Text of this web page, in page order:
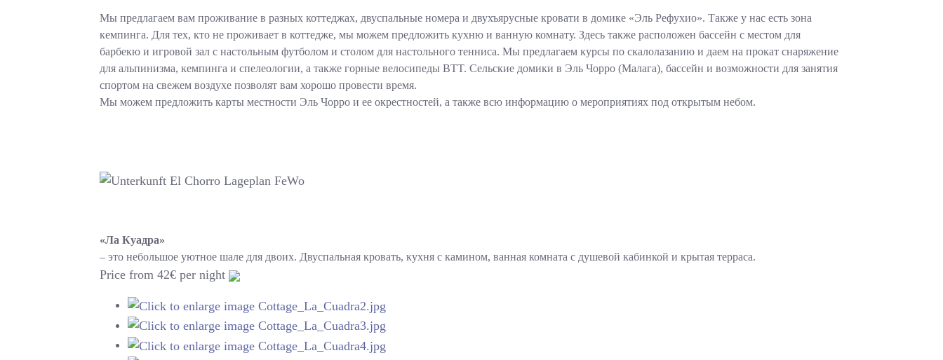
Мы предлагаем вам проживание в разных коттеджах, двуспальные номера и двухъярусные кровати в домике «Эль Рефухио». Также у нас есть зона
кемпинга. Для тех, кто не проживает в коттедже, мы можем предложить кухню и ванную комнату. Здесь также расположен бассейн с местом для
барбекю и игровой зал с настольным футболом и столом для настольного тенниса. Мы предлагаем курсы по скалолазанию и даем на прокат снаряжение
для альпинизма, кемпинга и спелеологии, а также горные велосипеды BTT. Сельские домики в Эль Чорро (Малага), бассейн и возможности для занятия
спортом на свежем воздухе позволят вам хорошо провести время.
Мы можем предложить карты местности Эль Чорро и ее окрестностей, а также всю информацию о мероприятиях под открытым небом.
«Ла Куадра»
– это небольшое уютное шале для двоих. Двуспальная кровать, кухня с камином, ванная комната с душевой кабинкой и крытая терраса.
Price from 42€ per night